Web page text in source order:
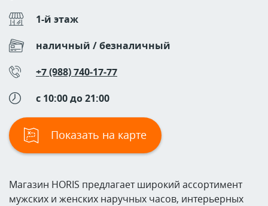
1-й этаж
наличный / безналичный
+7 (988) 740‒17‒77
c 10:00 до 21:00
Показать на карте
Магазин HORIS предлагает широкий ассортимент
мужских и женских наручных часов, интерьерных